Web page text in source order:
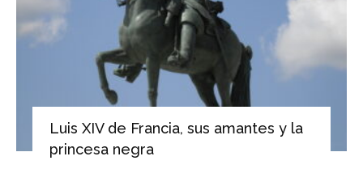
Luis XIV de Francia, sus amantes y la
princesa negra